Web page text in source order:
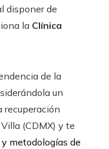
disponer de
la Clínica
de la
un
recuperación
(CDMX) y te
metodologías de